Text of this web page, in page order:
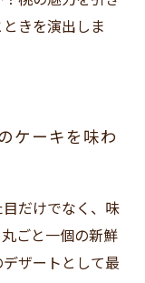
きを演出しま
ケーキを味わ
だけでなく、味
ごと一個の新鮮
ザートとして最